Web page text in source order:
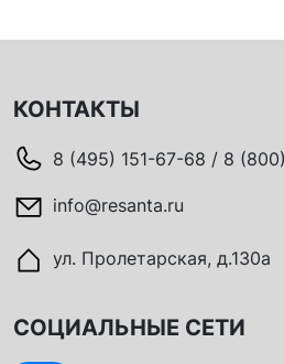
КОНТАКТЫ
8 (495) 151-67-68 / 8
info@resanta.ru
ул. Пролетарская, д.130а
СОЦИАЛЬНЫЕ СЕТИ